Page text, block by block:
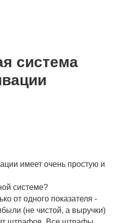
система
имеет очень простую и
системе?
от одного показателя -
(не чистой, а выручки)